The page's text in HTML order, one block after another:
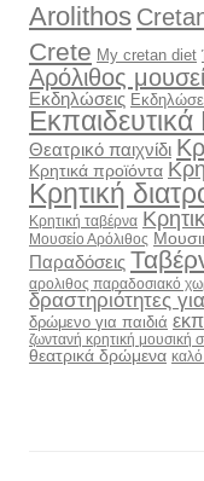
Arolithos
Crete My cretan diet
Αρόλιθος
Εκδηλώσεις
Θεατρικό παιχνίδι
Κρητικά προϊόντα
Κρητική
Κρητική ταβέρνα
Μουσείο Αρόλιθος
Παραδόσεις
αρολιθος παραδοσιακό
δραστηριότητες
δρώμενο για παιδιά
ζωντανή κρητική μουσική
θεατρικά δρώμενα